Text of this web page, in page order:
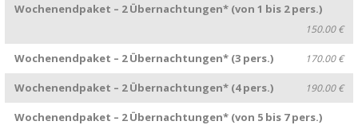
Wochenendpaket – 2 Übernachtungen* (von 1 bis 2 pers.)
150.00 €
Wochenendpaket – 2 Übernachtungen* (3 pers.) 170.00 €
Wochenendpaket – 2 Übernachtungen* (4 pers.) 190.00 €
Wochenendpaket – 2 Übernachtungen* (von 5 bis 7 pers.)